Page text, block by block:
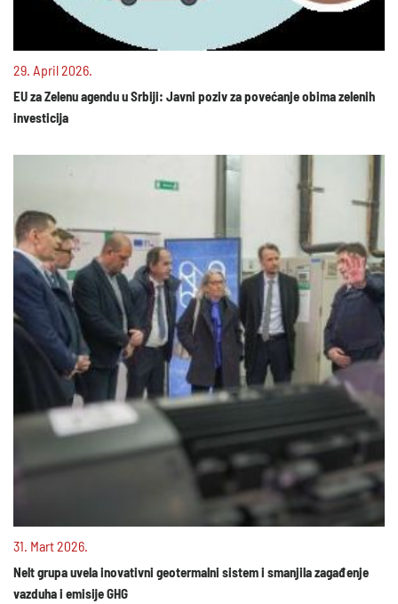
29. April 2026.
EU za Zelenu agendu u Srbiji: Javni poziv za povećanje obima zelenih
investicija
31. Mart 2026.
Nelt grupa uvela inovativni geotermalni sistem i smanjila zagađenje
vazduha i emisije GHG